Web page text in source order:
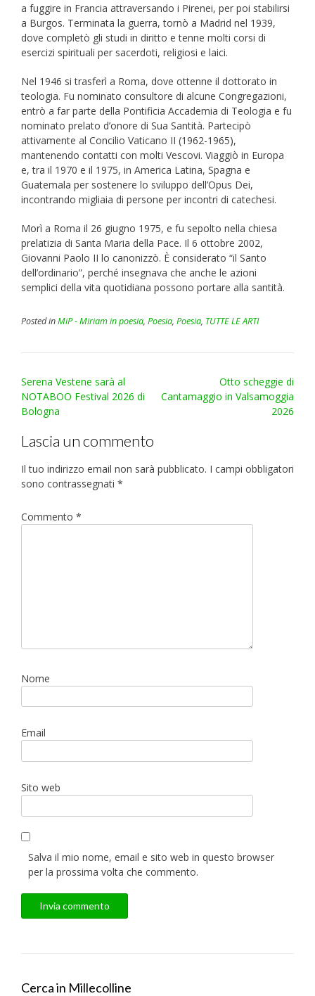
a fuggire in Francia attraversando i Pirenei, per poi stabilirsi
a Burgos. Terminata la guerra, tornò a Madrid nel 1939,
dove completò gli studi in diritto e tenne molti corsi di
esercizi spirituali per sacerdoti, religiosi e laici.
Nel 1946 si trasferì a Roma, dove ottenne il dottorato in
teologia. Fu nominato consultore di alcune Congregazioni,
entrò a far parte della Pontificia Accademia di Teologia e fu
nominato prelato d’onore di Sua Santità. Partecipò
attivamente al Concilio Vaticano II (1962-1965),
mantenendo contatti con molti Vescovi. Viaggiò in Europa
e, tra il 1970 e il 1975, in America Latina, Spagna e
Guatemala per sostenere lo sviluppo dell’Opus Dei,
incontrando migliaia di persone per incontri di catechesi.
Morì a Roma il 26 giugno 1975, e fu sepolto nella chiesa
prelatizia di Santa Maria della Pace. Il 6 ottobre 2002,
Giovanni Paolo II lo canonizzò. È considerato “il Santo
dell’ordinario”, perché insegnava che anche le azioni
semplici della vita quotidiana possono portare alla santità.
Posted inMiP - Miriam in poesia, Poesia, Poesia, TUTTE LE ARTI
Post
navigation
Serena Vestene sarà al
NOTABOO Festival 2026 di
Bologna
Otto scheggie di
Cantamaggio in Valsamoggia
2026
Lascia un commento
Il tuo indirizzo email non sarà pubblicato. I campi obbligatori
sono contrassegnati *
Commento *
Nome
Email
Sito web
Salva il mio nome, email e sito web in questo browser
per la prossima volta che commento.
Cerca in Millecolline